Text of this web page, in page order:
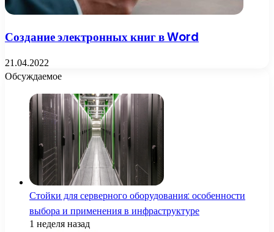
Создание электронных книг в Word
21.04.2022
Обсуждаемое
Стойки для серверного оборудования: особенности
выбора и применения в инфраструктуре
1 неделя назад